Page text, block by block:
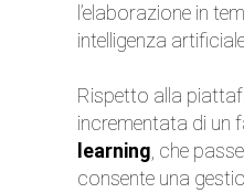
l’elaborazione in
intelligenza
Rispetto alla
incrementata di un
learning, che
consente una